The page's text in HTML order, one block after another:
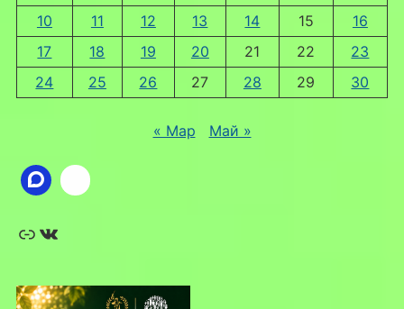
10
11 12 13 14 15
16
17
18 19 20 21 22
23
24
25 26 27 28 29 30
« Мар Май »